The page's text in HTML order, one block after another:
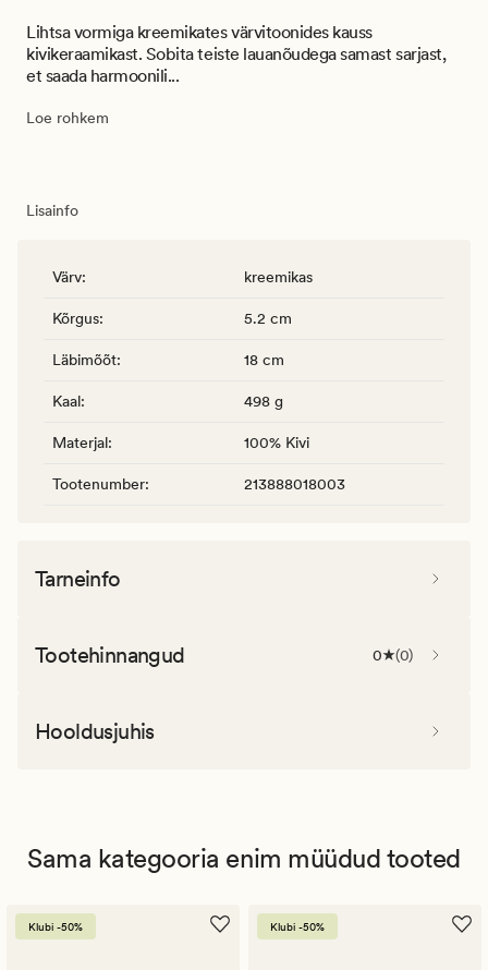
Lihtsa vormiga kreemikates värvitoonides kauss
kivikeraamikast. Sobita teiste lauanõudega samast sarjast,
et saada harmoonili...
Loe rohkem
Lisainfo
Värv: kreemikas
Kõrgus: 5.2 cm
Läbimõõt: 18 cm
Kaal: 498 g
Materjal: 100% Kivi
Tootenumber: 213888018003
Tarneinfo
Tootehinnangud 0 (0)
Hooldusjuhis
Sama kategooria enim müüdud tooted
Klubi -50% Klubi -50%